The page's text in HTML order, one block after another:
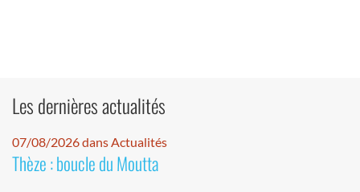
Les dernières actualités
07/08/2026 dans Actualités
Thèze : boucle du Moutta